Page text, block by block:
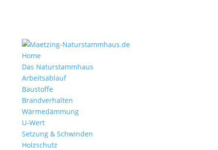
Home
Das Naturstammhaus
Arbeitsablauf
Baustoffe
Brandverhalten
Wärmedämmung
U-Wert
Setzung & Schwinden
Holzschutz